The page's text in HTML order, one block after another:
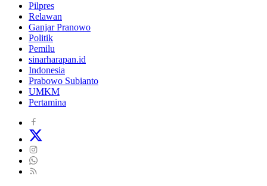
Pilpres
Relawan
Ganjar Pranowo
Politik
Pemilu
sinarharapan.id
Indonesia
Prabowo Subianto
UMKM
Pertamina